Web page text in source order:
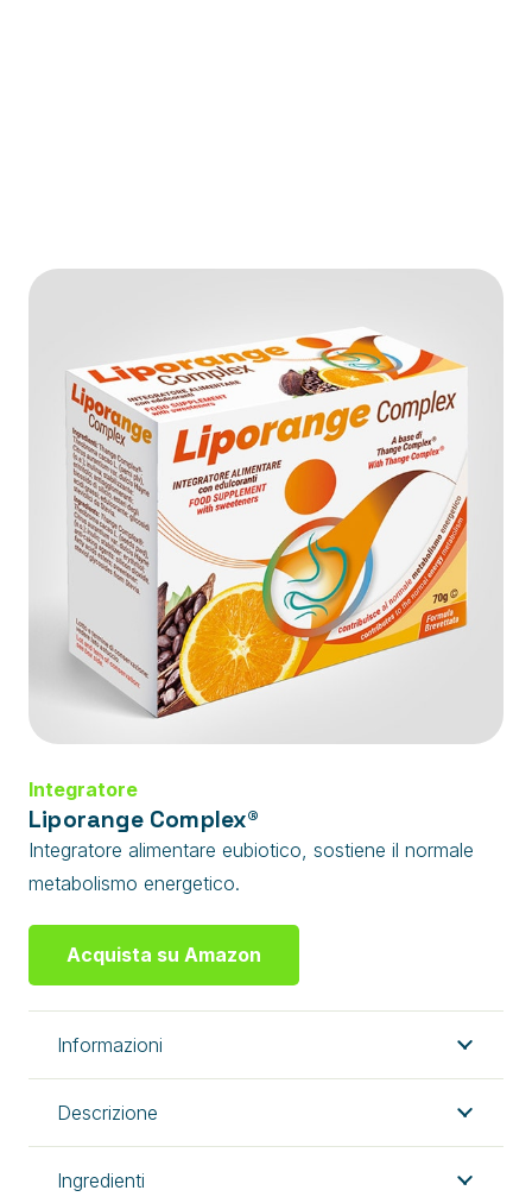
Integratore
Liporange Complex®
Integratore alimentare eubiotico, sostiene il normale
metabolismo energetico.
Acquista su Amazon
Informazioni
Descrizione
Ingredienti